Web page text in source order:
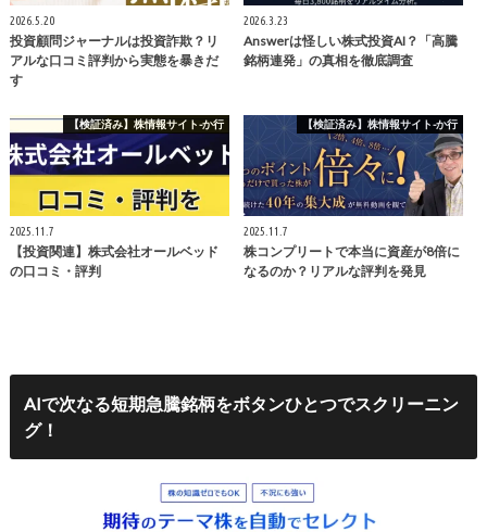
2026.5.20
投資顧問ジャーナルは投資詐欺？リ
アルな口コミ評判から実態を暴きだ
す
2026.3.23
Answerは怪しい株式投資AI？「高騰
銘柄連発」の真相を徹底調査
【検証済み】株情報サイト-か行
2025.11.7
【投資関連】株式会社オールベッド
の口コミ・評判
【検証済み】株情報サイト-か行
2025.11.7
株コンプリートで本当に資産が8倍に
なるのか？リアルな評判を発見
AIで次なる短期急騰銘柄をボタンひとつでスクリーニン
グ！